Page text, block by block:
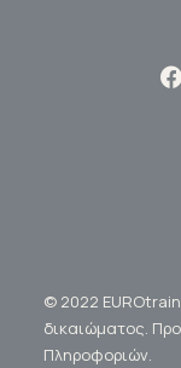
© 2022
δικαιώματος.
Πληροφοριών.